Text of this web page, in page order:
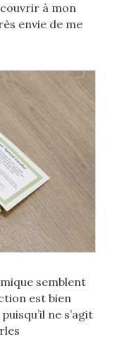
à mon
envie de me
semblent
est bien
ne s’agit